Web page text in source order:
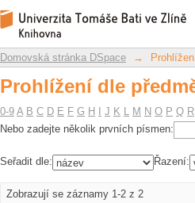
Prohlížení dle
Repozitář DSpace/Manakin
Domovská stránka DSpace →
Prohlížení dle
0-9 A B C D E F G H J K L M N O P Q R
Nebo zadejte několik prvních písmen:
Seřadit dle: Řazení:
Zobrazují se záznamy 1-2 z 2